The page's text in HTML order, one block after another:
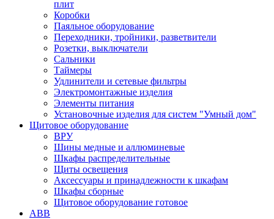
плит
Коробки
Паяльное оборудование
Переходники, тройники, разветвители
Розетки, выключатели
Сальники
Таймеры
Удлинители и сетевые фильтры
Электромонтажные изделия
Элементы питания
Установочные изделия для систем "Умный дом"
Щитовое оборудование
ВРУ
Шины медные и аллюминевые
Шкафы распределительные
Щиты освещения
Аксессуары и принадлежности к шкафам
Шкафы сборные
Щитовое оборудование готовое
ABB